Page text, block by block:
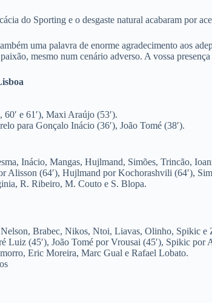
do Sporting e o desgaste natural acabaram por
uma palavra de enorme agradecimento aos
mesmo num cenário adverso. A vossa
e 61′), Maxi Araújo (53′).
para Gonçalo Inácio (36′), João Tomé (38′).
Inácio, Mangas, Hujlmand, Simões, Trincão,
Alisson (64′), Hujlmand por Kochorashvili (64′),
R. Ribeiro, M. Couto e S. Blopa.
Nelson, Brabec, Nikos, Ntoi, Liavas, Olinho, Spikic e
Luiz (45′), João Tomé por Vrousai (45′), Spikic por
Eric Moreira, Marc Gual e Rafael Lobato.